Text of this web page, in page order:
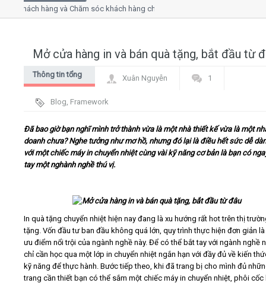
Close
Home
Giới thiệu
Video
Tìm kiếm
hàng và Chăm sóc khách hàng chuyên nghiệp
Mở cửa hàng in và bán quà tặng, bắt đầu từ
Thông tin tổng
Xuân Nguyễn 1
Blog, Framework
Đã bao giờ bạn nghĩ mình trở thành vừa là một nhà thiết kế vừa là một
doanh chưa? Nghe tưởng như mơ hồ, nhưng đó lại là điều hết sức dễ
với một chiếc máy in chuyển nhiệt cùng vài kỹ năng cơ bản là bạn có
tay một nghành nghề thú vị.
In quà tặng chuyển nhiệt hiện nay đang là xu hướng rất hot trên thị
tặng. Vốn đầu tư ban đầu không quá lớn, quy trình thực hiện đơn giản
ưu điểm nổi trội của ngành nghề này. Để có thể bắt tay với ngành nghề
chỉ cần học qua một lớp in chuyển nhiệt ngắn hạn với đầy đủ về kiến
kỹ năng để thực hành. Bước tiếp theo, khi đã trang bị cho mình đủ
trang cần thiết bạn có thể sắm một chiếc máy in chuyển nhiệt, phôi cốc